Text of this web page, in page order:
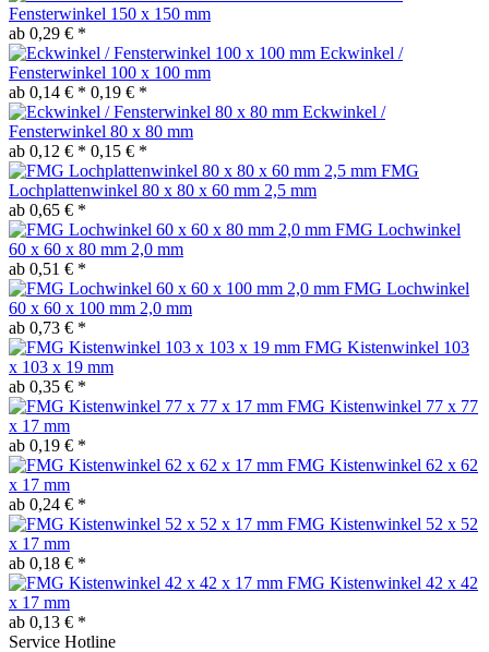
Fensterwinkel 150 x 150 mm
ab 0,29 € *
Eckwinkel /
Fensterwinkel 100 x 100 mm
ab 0,14 € * 0,19 € *
Eckwinkel /
Fensterwinkel 80 x 80 mm
ab 0,12 € * 0,15 € *
FMG
Lochplattenwinkel 80 x 80 x 60 mm 2,5 mm
ab 0,65 € *
FMG Lochwinkel
60 x 60 x 80 mm 2,0 mm
ab 0,51 € *
FMG Lochwinkel
60 x 60 x 100 mm 2,0 mm
ab 0,73 € *
FMG Kistenwinkel 103
x 103 x 19 mm
ab 0,35 € *
FMG Kistenwinkel 77 x 77
x 17 mm
ab 0,19 € *
FMG Kistenwinkel 62 x 62
x 17 mm
ab 0,24 € *
FMG Kistenwinkel 52 x 52
x 17 mm
ab 0,18 € *
FMG Kistenwinkel 42 x 42
x 17 mm
ab 0,13 € *
Service Hotline